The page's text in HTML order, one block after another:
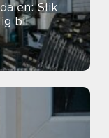
Slik
bil